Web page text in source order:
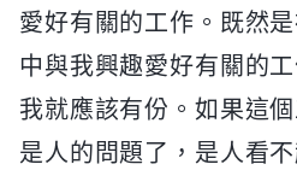
愛好有關的工作。既然
中與我興趣愛好有關的
我就應該有份。如果這
是人的問題了，是人看